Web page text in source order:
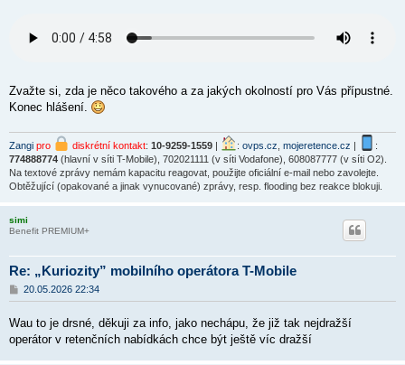
Zvažte si, zda je něco takového a za jakých okolností pro Vás přípustné.
Konec hlášení.
Zangi pro diskrétní kontakt: 10-9259-1559 | : ovps.cz mojeretence.cz |
:
774888774 (hlavní v síti T-Mobile), 702021111 (v síti Vodafone), 608087777 (v síti O2).
Na textové zprávy nemám kapacitu reagovat, použijte oficiální e-mail nebo zavolejte.
Obtěžující (opakované a jinak vynucované) zprávy, resp. flooding bez reakce blokuji.
simi
Benefit PREMIUM+
Re: „Kuriozity” mobilního operátora T-Mobile
P
ř
s
p
ě
v
20.05.2026 22:34
Wau to je drsné, děkuji za info, jako nechápu, že již tak nejdražší
operátor v retenčních nabídkách chce být ještě víc dražší